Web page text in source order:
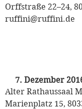
7. Dezember
Alter Rathaussaal
Marienplatz 15,
Orffstraße 22–24,
ruffini@ruffini.de